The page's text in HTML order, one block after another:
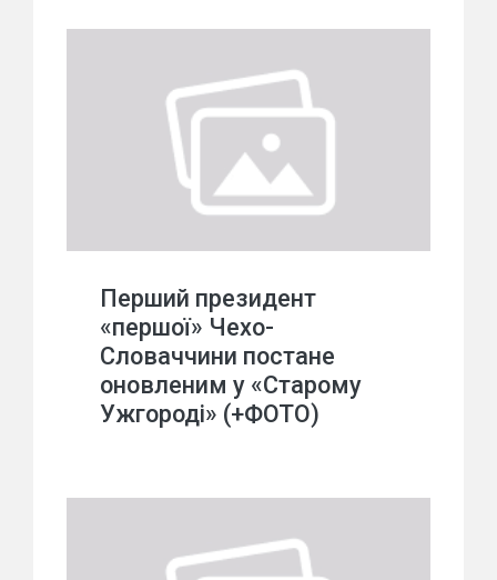
Перший президент
«першої» Чехо-
Словаччини постане
оновленим у «Старому
Ужгороді» (+ФОТО)